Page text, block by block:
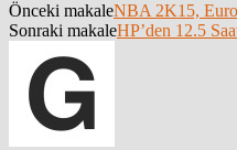
Önceki makaleNBA 2K15,
Sonraki makaleHP’den 12.5